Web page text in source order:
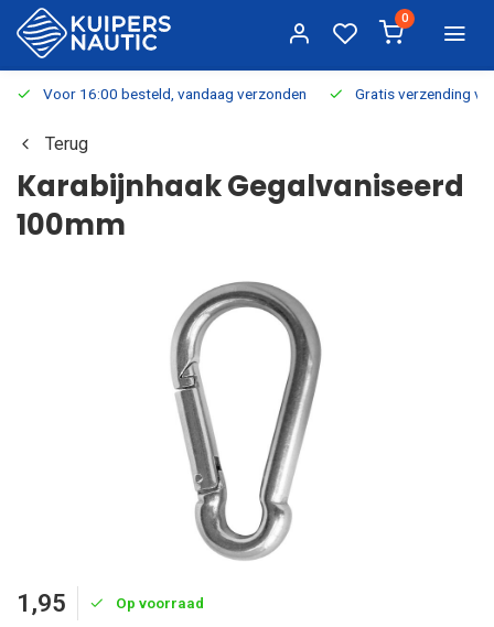
0
Voor 16:00 besteld, vandaag verzonden Gratis verzending
Terug
Karabijnhaak Gegalvaniseerd
100mm
1,95 Op voorraad